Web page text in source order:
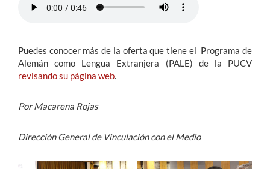
Puedes conocer más de la oferta que tiene el Programa de
Alemán como Lengua Extranjera (PALE) de la PUCV
revisando su página web.
Por Macarena Rojas
Dirección General de Vinculación con el Medio